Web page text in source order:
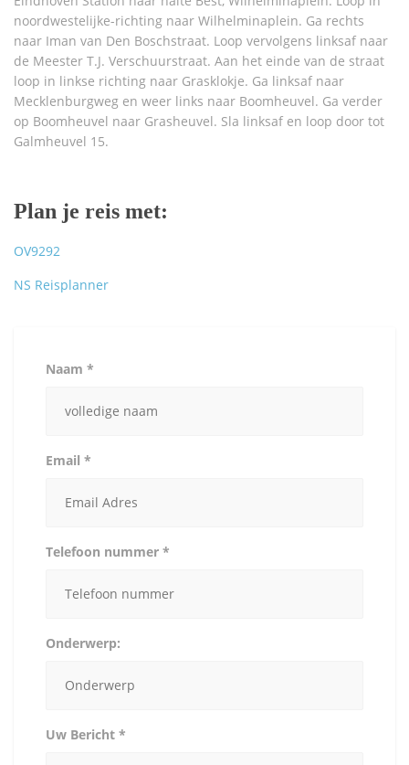
noordwestelijke-richting naar Wilhelminaplein. Ga rechts
naar Iman van Den Boschstraat. Loop vervolgens linksaf naar
de Meester T.J. Verschuurstraat. Aan het einde van de straat
loop in linkse richting naar Grasklokje. Ga linksaf naar
Mecklenburgweg en weer links naar Boomheuvel. Ga verder
op Boomheuvel naar Grasheuvel. Sla linksaf en loop door tot
Galmheuvel 15.
Plan je reis met:
OV9292
NS Reisplanner
Naam *
Email *
Telefoon nummer *
Onderwerp:
Uw Bericht *